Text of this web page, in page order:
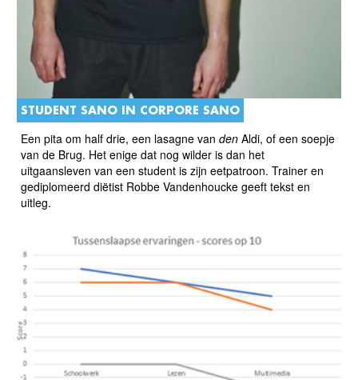
STUDENT SANO IN CORPORE SANO
Een pita om half drie, een lasagne van den Aldi, of een soepje
van de Brug. Het enige dat nog wilder is dan het
uitgaansleven van een student is zijn eetpatroon. Trainer en
gediplomeerd diëtist Robbe Vandenhoucke geeft tekst en
uitleg.